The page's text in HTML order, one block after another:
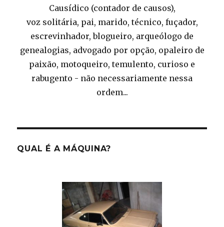
Causídico (contador de causos),
voz solitária, pai, marido, técnico, fuçador,
escrevinhador, blogueiro, arqueólogo de
genealogias, advogado por opção, opaleiro de
paixão, motoqueiro, temulento, curioso e
rabugento - não necessariamente nessa
ordem...
QUAL É A MÁQUINA?